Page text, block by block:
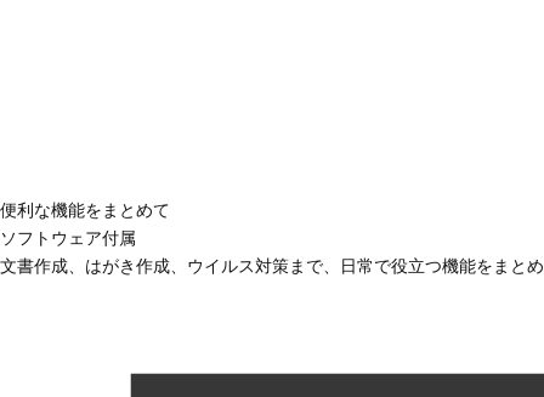
便利な機能をまとめて
ソフトウェア付属
文書作成、はがき作成、ウイルス対策まで、日常で役立つ機能をまと